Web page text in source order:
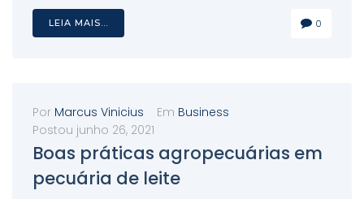
LEIA MAIS... 0
Por Marcus Vinicius Em Business
Postou junho 26, 2021
Boas práticas agropecuárias em
pecuária de leite